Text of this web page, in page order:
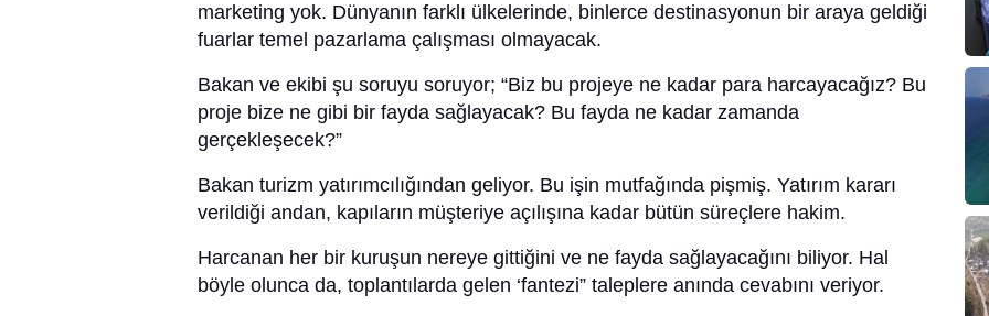
marketing yok. Dünyanın farklı ülkelerinde, binlerce destinasyonun bir araya geldiği
fuarlar temel pazarlama çalışması olmayacak.
Bakan ve ekibi şu soruyu soruyor; “Biz bu projeye ne kadar para harcayacağız? Bu
proje bize ne gibi bir fayda sağlayacak? Bu fayda ne kadar zamanda
gerçekleşecek?”
Bakan turizm yatırımcılığından geliyor. Bu işin mutfağında pişmiş. Yatırım kararı
verildiği andan, kapıların müşteriye açılışına kadar bütün süreçlere hakim.
Harcanan her bir kuruşun nereye gittiğini ve ne fayda sağlayacağını biliyor. Hal
böyle olunca da, toplantılarda gelen ‘fantezi” taleplere anında cevabını veriyor.